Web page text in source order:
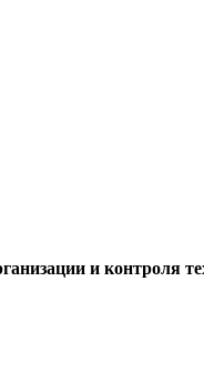
и контроля